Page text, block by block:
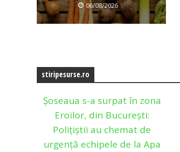
06/08/2026
stiripesurse.ro
Șoseaua s-a surpat în zona
Eroilor, din București:
Polițiștii au chemat de
urgență echipele de la Apa